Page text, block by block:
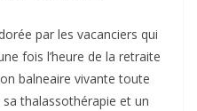
par les vacanciers qui
fois l’heure de la retraite
balneaire vivante toute
sa thalassothérapie et un